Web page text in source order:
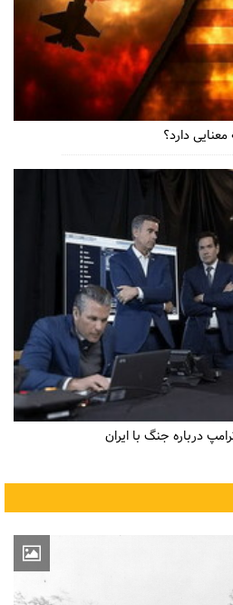
دارد؟
درباره جنگ با ایران